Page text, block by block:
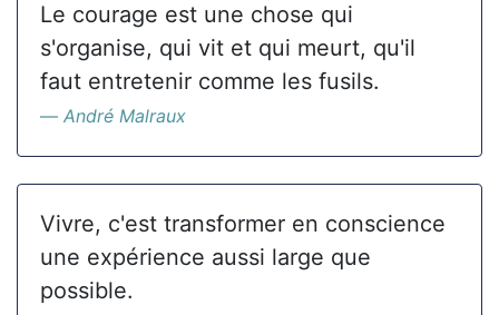
Le courage est une chose qui
s'organise, qui vit et qui meurt, qu'il
faut entretenir comme les fusils.
André Malraux
Vivre, c'est transformer en conscience
une expérience aussi large que
possible.